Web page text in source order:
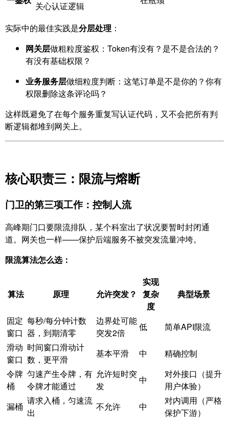
关心认证逻辑
实际中的最佳实践是分层处理 ：
网关层做粗粒度鉴权：Token有没有？是不是合法的？
有没有基础权限？
业务服务层做细粒度判断：这笔订单是不是你的？你有
权限删除这条评论吗？
这样既避免了在每个服务重复写认证代码，又不会把所有判
断逻辑都堆到网关上。
核心职责三：限流与熔断
门卫的第三项工作：控制人流
高峰期门口要限流排队，某个科室出了状况要暂时封闭通
道。网关也一样——保护后端服务不被突发流量冲垮。
限流算法怎么选：
算法 原理 允许突发？
实现
复杂
度
典型场景
固定
窗口
每秒/每分钟计数
器，到期清零
边界处可能
突发2倍
低
简单API限流
滑动
窗口
时间窗口滑动计
数，更平滑
基本平滑 中
精确控制
令牌
桶
匀速产生令牌，有
令牌才能通过
允许短时突
发
中
对外接口（提升
用户体验）
漏桶
请求入桶，匀速流
出
不允许 中
对内调用（严格
保护下游）